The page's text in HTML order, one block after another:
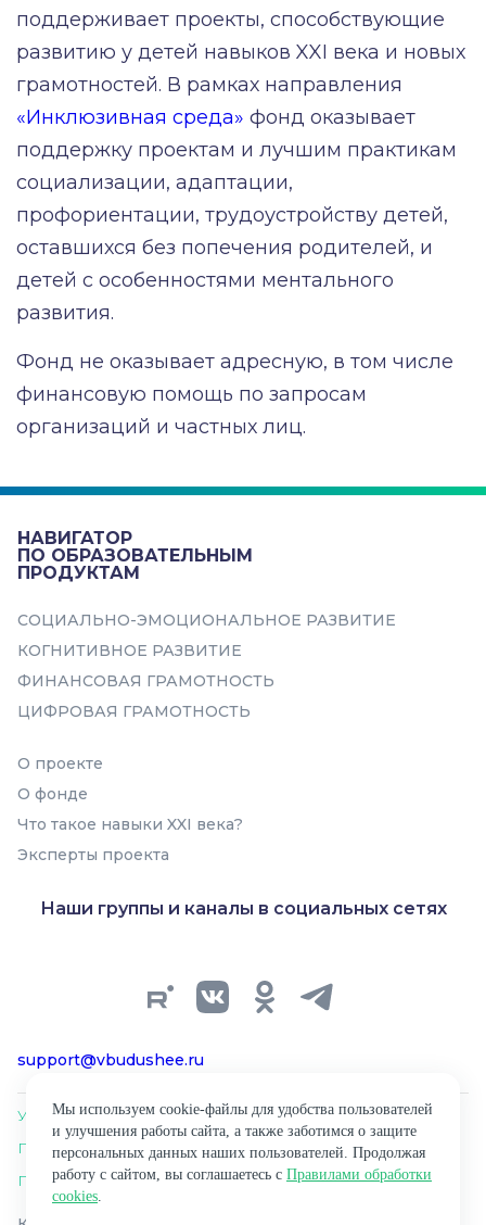
поддерживает проекты, способствующие
развитию у детей навыков XXI века и новых
грамотностей. В рамках направления
«Инклюзивная среда» фонд оказывает
поддержку проектам и лучшим практикам
социализации, адаптации,
профориентации, трудоустройству детей,
оставшихся без попечения родителей, и
детей с особенностями ментального
развития.
Фонд не оказывает адресную, в том числе
финансовую помощь по запросам
организаций и частных лиц.
НАВИГАТОР
ПО ОБРАЗОВАТЕЛЬНЫМ
ПРОДУКТАМ
СОЦИАЛЬНО-ЭМОЦИОНАЛЬНОЕ РАЗВИТИЕ
КОГНИТИВНОЕ РАЗВИТИЕ
ФИНАНСОВАЯ ГРАМОТНОСТЬ
ЦИФРОВАЯ ГРАМОТНОСТЬ
О проекте
О фонде
Что такое навыки XXI века?
Эксперты проекта
Наши группы и каналы в социальных сетях
support@vbudushee.ru
Условия использования материалов сайта
Политика обработки персональных данных
Правила обработки cookies
Мы используем cookie-файлы для удобства пользователей
и улучшения работы сайта, а также заботимся о защите
персональных данных наших пользователей. Продолжая
работу с сайтом, вы соглашаетесь с Правилами обработки
cookies.